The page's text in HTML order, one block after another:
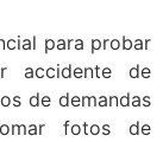
para probar
accidente de
de demandas
fotos de